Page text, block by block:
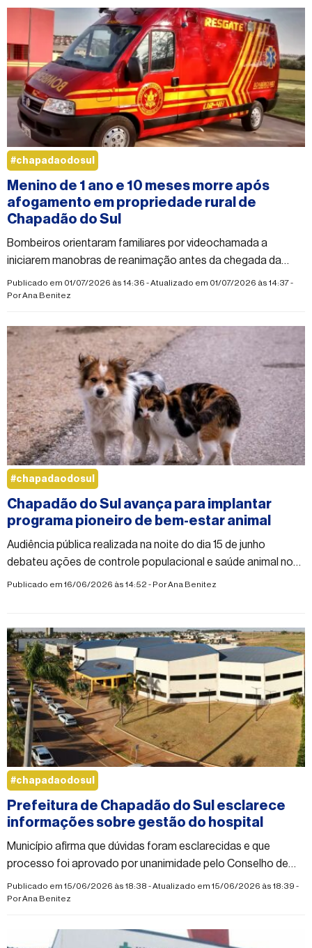
Menino de 1 ano e 10 meses morre após
afogamento em propriedade rural de
Chapadão do Sul
Bombeiros orientaram familiares por videochamada a
iniciarem manobras de reanimação antes da chegada da
equipe, mas criança não resistiu
Publicado em 01/07/2026 às 14:36 - Atualizado em 01/07/2026 às 14:37 -
PorAna Benitez
#chapadaodosul
Chapadão do Sul avança para implantar
programa pioneiro de bem-estar animal
Audiência pública realizada na noite do dia 15 de junho
debateu ações de controle populacional e saúde animal no
município
Publicado em 16/06/2026 às 14:52 - PorAna Benitez
#chapadaodosul
Prefeitura de Chapadão do Sul esclarece
informações sobre gestão do hospital
Município afirma que dúvidas foram esclarecidas e que
processo foi aprovado por unanimidade pelo Conselho de
Saúde
Publicado em 15/06/2026 às 18:38 - Atualizado em 15/06/2026 às 18:39 -
PorAna Benitez
#chapadaodosul